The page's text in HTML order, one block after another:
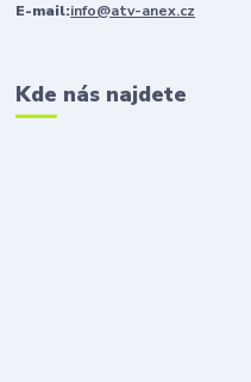
E-mail:info@atv-anex.cz
Kde nás najdete